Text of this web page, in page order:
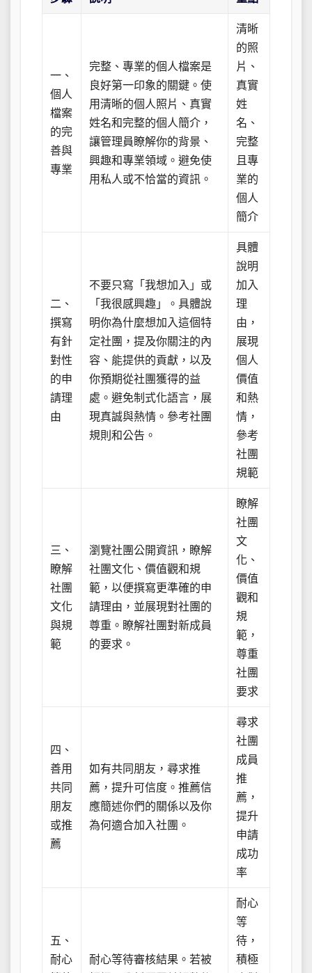
一、
個人
檔案
的完
善與
專業
完整、專業的個人檔案是
良好第一印象的關鍵。使
用清晰的個人照片、真實
姓名和完整的個人簡介，
讓管理員瞭解你的背景、
興趣和專業領域。避免使
用私人或不恰當的資訊。
清晰
的照
片、
真實
姓
名、
完整
且專
業的
個人
簡介
二、
撰寫
有針
對性
的申
請理
由
不要只寫「我想加入」或
「我很感興趣」。具體說
明你為什麼想加入這個特
定社團，提及你關注的內
容、能提供的貢獻，以及
你預期從社團獲得的益
處。避免制式化語言，展
現真誠與熱情。參考社團
規則和公告。
具體
說明
加入
理
由，
展現
個人
價值
和熱
情，
參考
社團
規範
三、
瞭解
社團
文化
與規
範
瀏覽社團公開資訊，瞭解
社團文化、價值觀和規
範，以便撰寫更準確的申
請理由，並展現對社團的
尊重。瞭解社團對新成員
的要求。
瞭解
社團
文
化、
價值
觀和
規
範，
尊重
社團
要求
四、
善用
共同
朋友
或推
薦
如有共同朋友，尋求推
薦，提升可信度。推薦信
應簡述你們的關係以及你
為何適合加入社團。
尋求
社團
成員
推
薦，
提升
申請
成功
率
五、
耐心
耐心等待審核結果。若被
耐心
等
待，
積極